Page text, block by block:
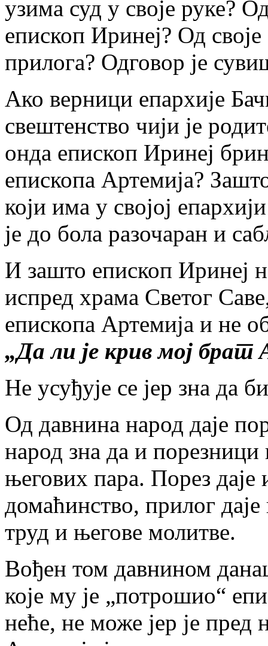
узима суд у своје руке?
епископ Иринеј? Од
прилога? Одговор је
Ако верници епархије
свештенство чији је
онда епископ Иринеј
епископа Артемија?
који има у својој
је до бола разочаран и
И зашто епископ Иринеј
испред храма Светог
епископа Артемија и не
„Да ли је крив мој брат
Не усуђује се јер зна да
Од давнина народ даје
народ зна да и
његових пара. Порез даје
домаћинство, прилог
труд и његове молитве.
Вођен том давнином
које му је „потрошио“
неће, не може јер је